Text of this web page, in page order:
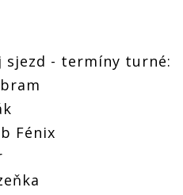
sjezd - termíny turné:
Fénix